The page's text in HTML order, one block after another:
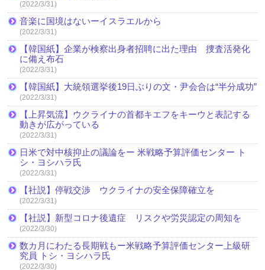
(2022/3/31)
音楽に国境はないーイスラエルから
(2022/3/31)
【韓国紙】企業が検察出身者招聘に出た理由 捜査活発化
に備え布石
(2022/3/31)
【韓国紙】大統領選挙後19日ぶりの文・尹会合は“半分成功”
(2022/3/31)
【上昇気流】ウクライナの首都キエフをキーウと表記する
動きが広がっている
(2022/3/31)
日米で対中核抑止の議論をー 米戦略予算評価センター ト
シ・ヨシハラ氏
(2022/3/31)
【社説】停戦交渉 ウクライナの安全保障確立を
(2022/3/31)
【社説】新型コロナ後遺症 リスクや労災認定の周知を
(2022/3/30)
数カ月にわたる長期戦もー米戦略予算評価センター上級研
究員 トシ・ヨシハラ氏
(2022/3/30)